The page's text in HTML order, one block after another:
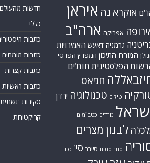
אוקראינה איראן
אפריקה ארה"ב
גרמניה דאעש האמירויות
המזרח התיכון המפרץ הפרסי
הפלסטינית חות'ים
חמאס
טילים טכנולוגיה ירדן
כורדים כטב"מים
לבנון מצרים
סחר סמים סייבר סין סיני
חדשות מהעולם
כללי
כתבות
כתבות מומחים
כתבות קצרות
כתבות ראשיות
סקירות תשתית
קריקטורות